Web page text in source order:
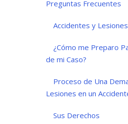
Preguntas Frecuentes
Accidentes y
¿Cómo me Preparo
de mi Caso?
Proceso de Una
Lesiones en un
Sus Derechos